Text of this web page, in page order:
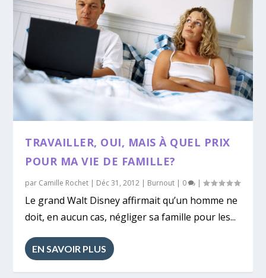
TRAVAILLER, OUI, MAIS À QUEL PRIX
POUR MA VIE DE FAMILLE?
par Camille Rochet | Déc 31, 2012 | Burnout | 0 |
Le grand Walt Disney affirmait qu’un homme ne
doit, en aucun cas, négliger sa famille pour les...
EN SAVOIR PLUS